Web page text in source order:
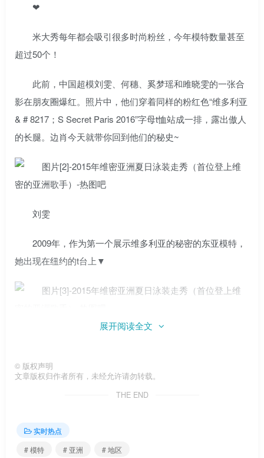
❤
米大秀每年都会吸引很多时尚粉丝，今年模特数量甚至
超过50个！
此前，中国超模刘雯、何穗、奚梦瑶和雎晓雯的一张合
影在朋友圈爆红。照片中，他们穿着同样的粉红色“维多利亚
& # 8217；S Secret Paris 2016”字母t恤站成一排，露出傲人
的长腿。边肖今天就带你回到他们的秘史~
刘雯
2009年，作为第一个展示维多利亚的秘密的东亚模特，
她出现在纽约的t台上▼
展开阅读全文
© 版权声明
文章版权归作者所有，未经允许请勿转载。
THE END
实时热点
# 模特
# 亚洲 # 地区